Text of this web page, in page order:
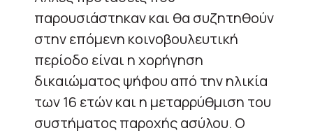
παρουσιάστηκαν και θα συζητηθούν
στην επόμενη κοινοβουλευτική
περίοδο είναι η χορήγηση
δικαιώματος ψήφου από την ηλικία
των 16 ετών και η μεταρρύθμιση του
συστήματος παροχής ασύλου. Ο